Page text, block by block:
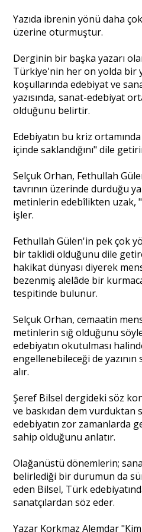
Yazıda ibrenin yönü daha
üzerine oturmuştur.
Derginin bir başka yazarı
Türkiye'nin her on yolda bir
koşullarında edebiyat ve
yazısında, sanat-edebiyat
olduğunu belirtir.
Edebiyatın bu kriz
içinde saklandığını" dile
Selçuk Orhan, Fethullah
tavrının üzerinde durduğu
metinlerin edebîlikten uzak,
işler.
Fethullah Gülen'in pek çok
bir taklidi olduğunu dile
hakikat dünyası diyerek
bezenmiş alelâde bir
tespitinde bulunur.
Selçuk Orhan, cemaatin
metinlerin sığ olduğunu
edebiyatın okutulması
engellenebileceği de yazının
alır.
Şeref Bilsel dergideki söz
ve baskıdan dem vurduktan
edebiyatın zor zamanlarda
sahip olduğunu anlatır.
Olağanüstü dönemlerin;
belirlediği bir durumun da
eden Bilsel, Türk
sanatçılardan söz eder.
Yazar Korkmaz Alemdar